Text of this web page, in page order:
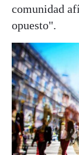
comunidad
opuesto".